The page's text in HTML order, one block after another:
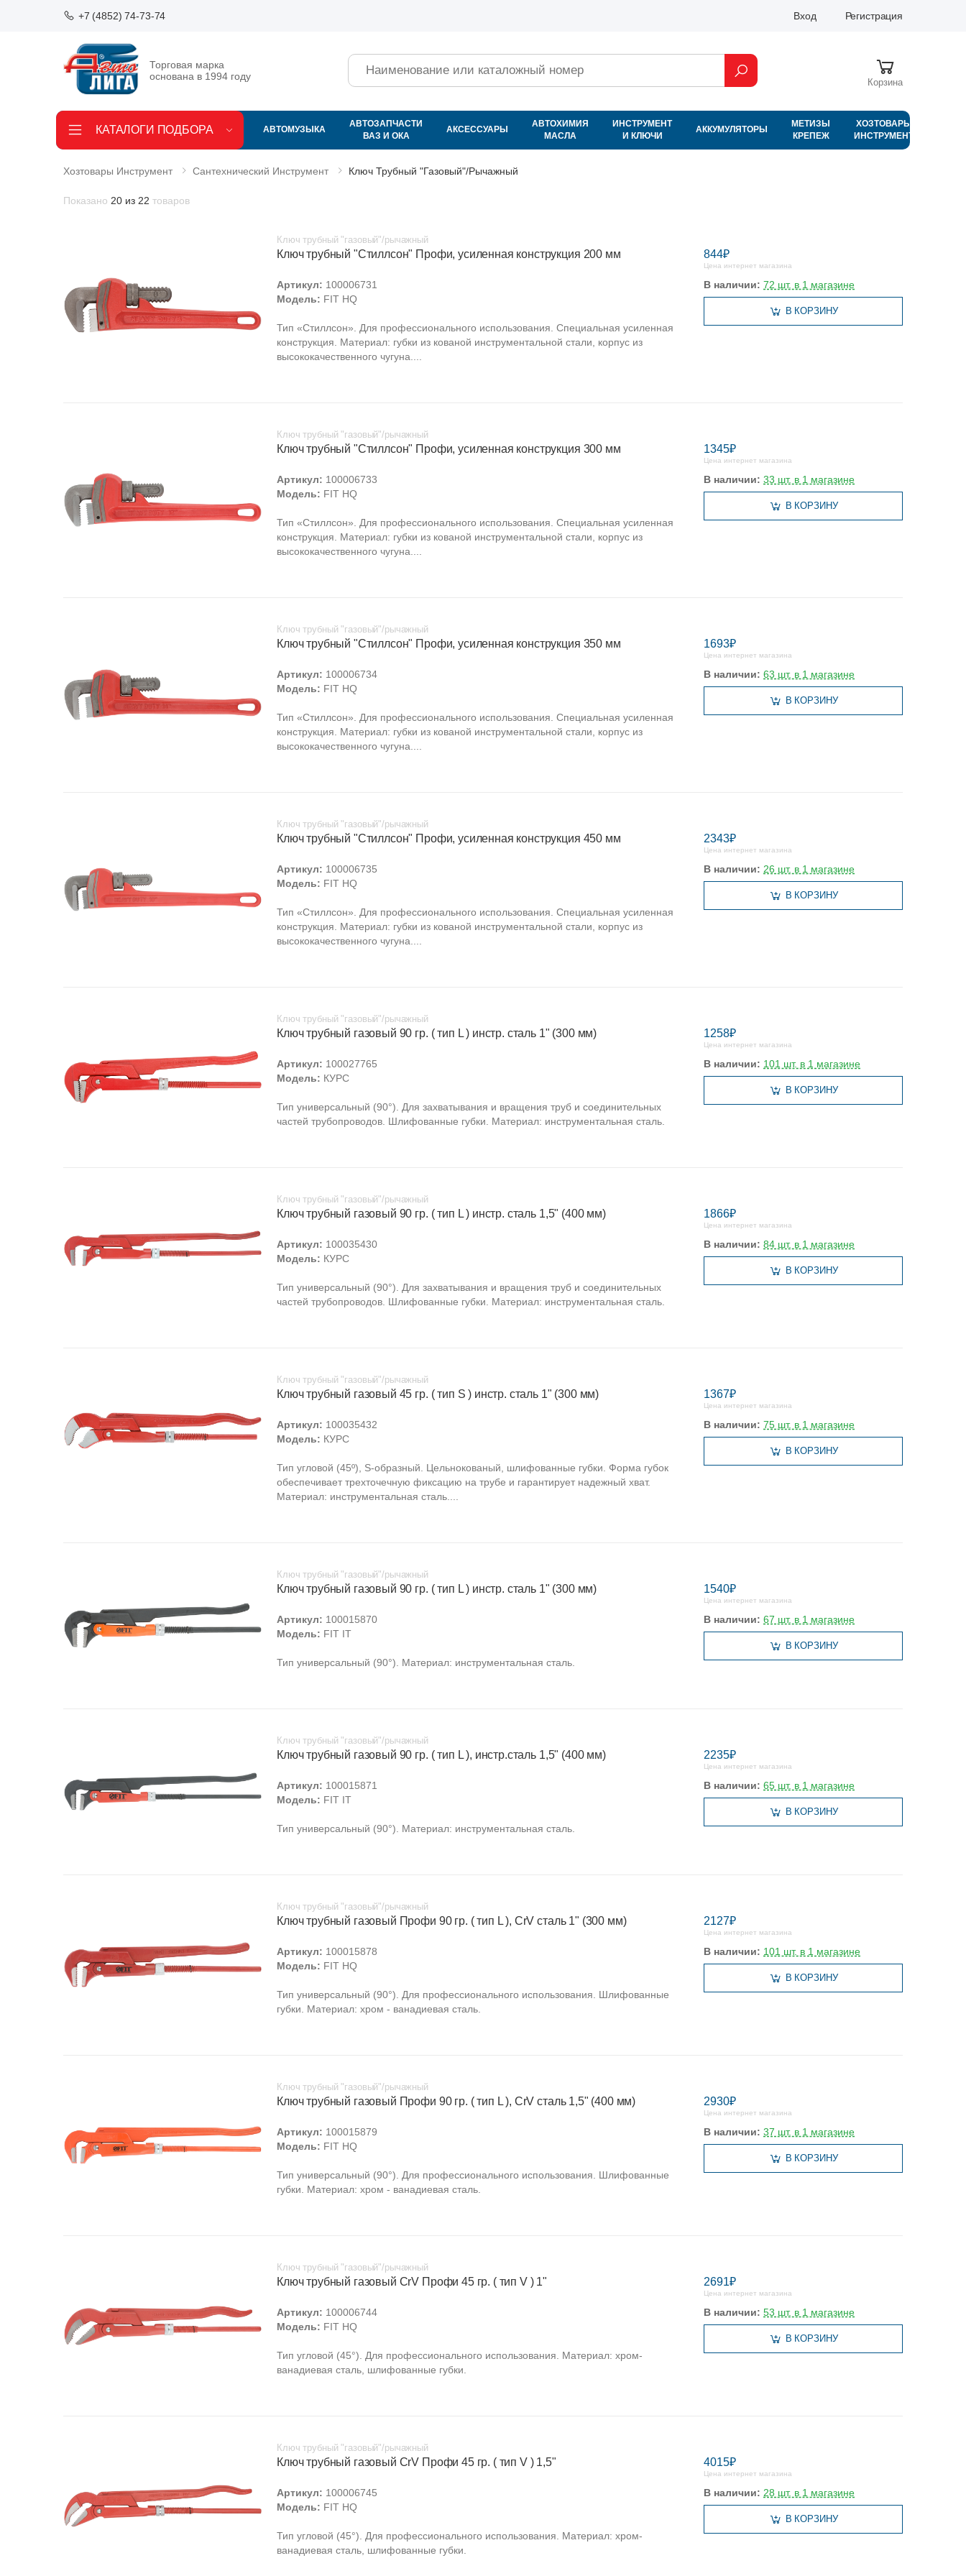
+7 (4852) 74-73-74 Вход Регистрация
Торговая марка
основана в 1994 году
Поиск
Корзина
КАТАЛОГИ ПОДБОРА АВТОМУЗЫКА
АВТОЗАПЧАСТИ
ВАЗ И ОКА
АКСЕССУАРЫ
АВТОХИМИЯ
МАСЛА
ИНСТРУМЕНТ
И КЛЮЧИ
АККУМУЛЯТОРЫ
МЕТИЗЫ
КРЕПЕЖ
ХОЗТОВАРЫ
ИНСТРУМЕНТ
Хозтовары Инструмент Сантехнический Инструмент Ключ Трубный "газовый"/рычажный
Показано 20 из 22 товаров
844₽
Цена интернет магазина
В наличии: 72 шт. в 1 магазине
В КОРЗИНУ
Ключ трубный "газовый"/рычажный
Ключ трубный "Стиллсон" Профи, усиленная конструкция 200 мм
Артикул: 100006731
Модель: FIT HQ
Тип «Стиллсон». Для профессионального использования. Специальная усиленная
конструкция. Материал: губки из кованой инструментальной стали, корпус из
высококачественного чугуна....
1345₽
Цена интернет магазина
В наличии: 33 шт. в 1 магазине
В КОРЗИНУ
Ключ трубный "газовый"/рычажный
Ключ трубный "Стиллсон" Профи, усиленная конструкция 300 мм
Артикул: 100006733
Модель: FIT HQ
Тип «Стиллсон». Для профессионального использования. Специальная усиленная
конструкция. Материал: губки из кованой инструментальной стали, корпус из
высококачественного чугуна....
1693₽
Цена интернет магазина
В наличии: 63 шт. в 1 магазине
В КОРЗИНУ
Ключ трубный "газовый"/рычажный
Ключ трубный "Стиллсон" Профи, усиленная конструкция 350 мм
Артикул: 100006734
Модель: FIT HQ
Тип «Стиллсон». Для профессионального использования. Специальная усиленная
конструкция. Материал: губки из кованой инструментальной стали, корпус из
высококачественного чугуна....
2343₽
Цена интернет магазина
В наличии: 26 шт. в 1 магазине
В КОРЗИНУ
Ключ трубный "газовый"/рычажный
Ключ трубный "Стиллсон" Профи, усиленная конструкция 450 мм
Артикул: 100006735
Модель: FIT HQ
Тип «Стиллсон». Для профессионального использования. Специальная усиленная
конструкция. Материал: губки из кованой инструментальной стали, корпус из
высококачественного чугуна....
1258₽
Цена интернет магазина
В наличии: 101 шт. в 1 магазине
В КОРЗИНУ
Ключ трубный "газовый"/рычажный
Ключ трубный газовый 90 гр. ( тип L ) инстр. сталь 1" (300 мм)
Артикул: 100027765
Модель: КУРС
Тип универсальный (90°). Для захватывания и вращения труб и соединительных
частей трубопроводов. Шлифованные губки. Материал: инструментальная сталь.
1866₽
Цена интернет магазина
В наличии: 84 шт. в 1 магазине
В КОРЗИНУ
Ключ трубный "газовый"/рычажный
Ключ трубный газовый 90 гр. ( тип L ) инстр. сталь 1,5" (400 мм)
Артикул: 100035430
Модель: КУРС
Тип универсальный (90°). Для захватывания и вращения труб и соединительных
частей трубопроводов. Шлифованные губки. Материал: инструментальная сталь.
1367₽
Цена интернет магазина
В наличии: 75 шт. в 1 магазине
В КОРЗИНУ
Ключ трубный "газовый"/рычажный
Ключ трубный газовый 45 гр. ( тип S ) инстр. сталь 1" (300 мм)
Артикул: 100035432
Модель: КУРС
Тип угловой (45º), S-образный. Цельнокованый, шлифованные губки. Форма губок
обеспечивает трехточечную фиксацию на трубе и гарантирует надежный хват.
Материал: инструментальная сталь....
1540₽
Цена интернет магазина
В наличии: 67 шт. в 1 магазине
В КОРЗИНУ
Ключ трубный "газовый"/рычажный
Ключ трубный газовый 90 гр. ( тип L ) инстр. сталь 1" (300 мм)
Артикул: 100015870
Модель: FIT IT
Тип универсальный (90°). Материал: инструментальная сталь.
2235₽
Цена интернет магазина
В наличии: 65 шт. в 1 магазине
В КОРЗИНУ
Ключ трубный "газовый"/рычажный
Ключ трубный газовый 90 гр. ( тип L ), инстр.сталь 1,5" (400 мм)
Артикул: 100015871
Модель: FIT IT
Тип универсальный (90°). Материал: инструментальная сталь.
2127₽
Цена интернет магазина
В наличии: 101 шт. в 1 магазине
В КОРЗИНУ
Ключ трубный "газовый"/рычажный
Ключ трубный газовый Профи 90 гр. ( тип L ), CrV сталь 1" (300 мм)
Артикул: 100015878
Модель: FIT HQ
Тип универсальный (90°). Для профессионального использования. Шлифованные
губки. Материал: хром - ванадиевая сталь.
2930₽
Цена интернет магазина
В наличии: 37 шт. в 1 магазине
В КОРЗИНУ
Ключ трубный "газовый"/рычажный
Ключ трубный газовый Профи 90 гр. ( тип L ), CrV сталь 1,5" (400 мм)
Артикул: 100015879
Модель: FIT HQ
Тип универсальный (90°). Для профессионального использования. Шлифованные
губки. Материал: хром - ванадиевая сталь.
2691₽
Цена интернет магазина
В наличии: 53 шт. в 1 магазине
В КОРЗИНУ
Ключ трубный "газовый"/рычажный
Ключ трубный газовый CrV Профи 45 гр. ( тип V ) 1"
Артикул: 100006744
Модель: FIT HQ
Тип угловой (45°). Для профессионального использования. Материал: хром-
ванадиевая сталь, шлифованные губки.
4015₽
Цена интернет магазина
В наличии: 28 шт. в 1 магазине
В КОРЗИНУ
Ключ трубный "газовый"/рычажный
Ключ трубный газовый CrV Профи 45 гр. ( тип V ) 1,5"
Артикул: 100006745
Модель: FIT HQ
Тип угловой (45°). Для профессионального использования. Материал: хром-
ванадиевая сталь, шлифованные губки.